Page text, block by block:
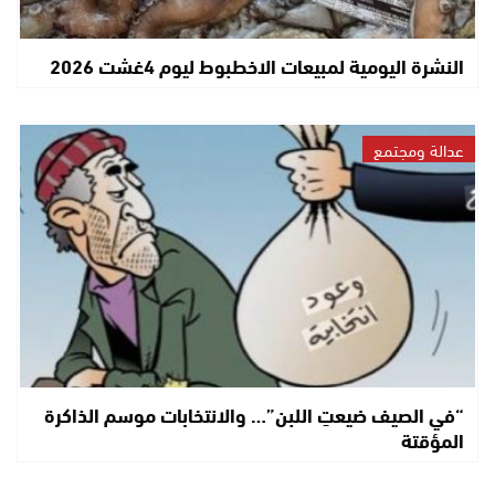
النشرة اليومية لمبيعات الاخطبوط ليوم 4غشت 2026
عدالة ومجتمع
“في الصيف ضيعتِ اللبن”… والانتخابات موسم الذاكرة
المؤقتة